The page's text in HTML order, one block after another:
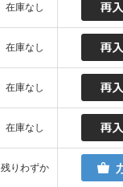
在庫なし
在庫なし
在庫なし
在庫なし
残りわずか